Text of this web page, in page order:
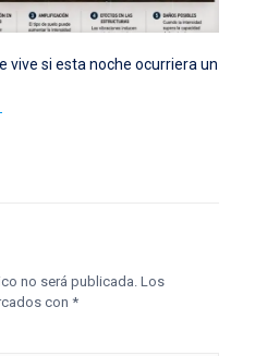
vive si esta noche ocurriera un
no será publicada. Los
con *